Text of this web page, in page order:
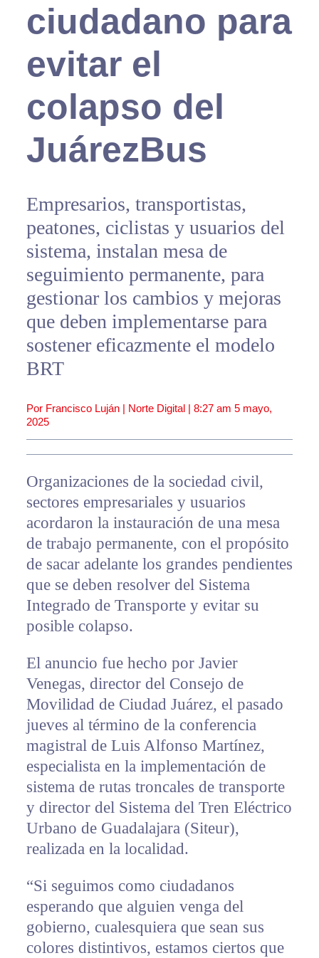
ciudadano para
evitar el
colapso del
JuárezBus
Empresarios, transportistas,
peatones, ciclistas y usuarios del
sistema, instalan mesa de
seguimiento permanente, para
gestionar los cambios y mejoras
que deben implementarse para
sostener eficazmente el modelo
BRT
Por Francisco Luján | Norte Digital | 8:27 am 5 mayo,
2025
Organizaciones de la sociedad civil,
sectores empresariales y usuarios
acordaron la instauración de una mesa
de trabajo permanente, con el propósito
de sacar adelante los grandes pendientes
que se deben resolver del Sistema
Integrado de Transporte y evitar su
posible colapso.
El anuncio fue hecho por Javier
Venegas, director del Consejo de
Movilidad de Ciudad Juárez, el pasado
jueves al término de la conferencia
magistral de Luis Alfonso Martínez,
especialista en la implementación de
sistema de rutas troncales de transporte
y director del Sistema del Tren Eléctrico
Urbano de Guadalajara (Siteur),
realizada en la localidad.
“Si seguimos como ciudadanos
esperando que alguien venga del
gobierno, cualesquiera que sean sus
colores distintivos, estamos ciertos que